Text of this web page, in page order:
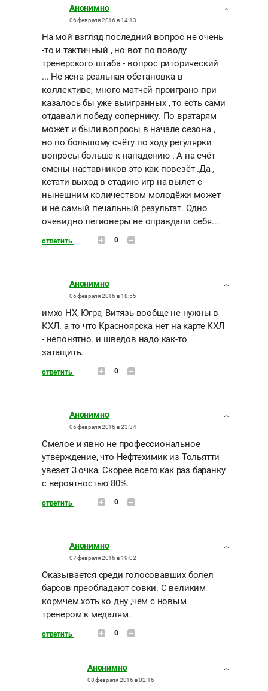
Анонимно
06 февраля 2016 в 14:13
На мой взгляд последний вопрос не очень
-то и тактичный , но вот по поводу
тренерского штаба - вопрос риторический
... Не ясна реальная обстановка в
коллективе, много матчей проиграно при
казалось бы уже выигранных , то есть сами
отдавали победу сопернику. По вратарям
может и были вопросы в начале сезона ,
но по большому счёту по ходу регулярки
вопросы больше к нападению . А на счёт
смены наставников это как повезёт .Да ,
кстати выход в стадию игр на вылет с
нынешним количеством молодёжи может
и не самый печальный результат. Одно
очевидно легионеры не оправдали себя...
ответить 0
Анонимно
06 февраля 2016 в 18:55
имхо НХ, Югра, Витязь вообще не нужны в
КХЛ. а то что Красноярска нет на карте КХЛ
- непонятно. и шведов надо как-то
затащить.
ответить 0
Анонимно
06 февраля 2016 в 23:34
Смелое и явно не профессиональное
утверждение, что Нефтехимик из Тольятти
увезет 3 очка. Скорее всего как раз баранку
с вероятностью 80%.
ответить 0
Анонимно
07 февраля 2016 в 19:02
Оказывается среди голосовавших болел
барсов преобладают совки. С великим
кормчем хоть ко дну ,чем с новым
тренером к медалям.
ответить 0
Анонимно
08 февраля 2016 в 02:16